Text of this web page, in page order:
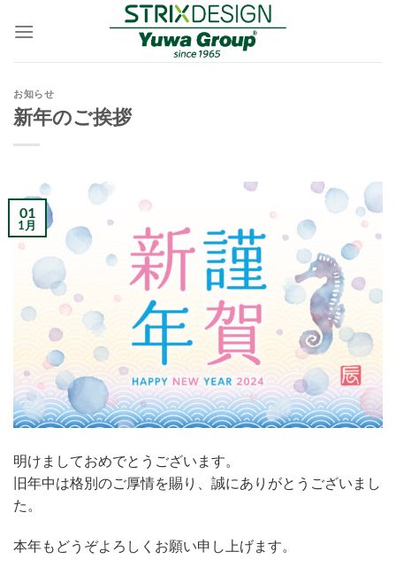
お知らせ
新年のご挨拶
01
1月
明けましておめでとうございます。
旧年中は格別のご厚情を賜り、誠にありがとうございまし
た。
本年もどうぞよろしくお願い申し上げます。